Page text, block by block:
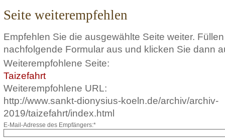
Seite weiterempfehlen
Empfehlen Sie die ausgewählte Seite weiter.
nachfolgende Formular aus und klicken Sie dann
Weiterempfohlene Seite:
Taizefahrt
Weiterempfohlene URL:
http://www.sankt-dionysius-koeln.de/archiv/archiv-
2019/taizefahrt/index.html
E-Mail-Adresse des Empfängers:*